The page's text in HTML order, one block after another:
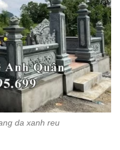
da xanh reu